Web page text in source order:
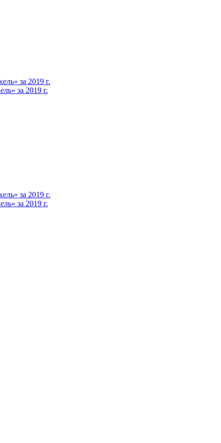
за 2019 г.
за 2019 г.
за 2019 г.
за 2019 г.